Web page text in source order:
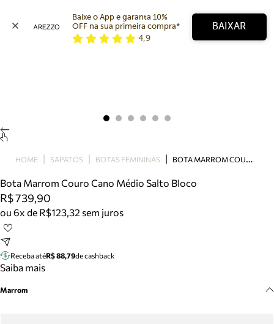
Bolsa
Tamanco
Tênis
Mule
Tire dúvidas sobre pedidos, devoluções e mais.
Baixe o App e garanta 10%
OFF na sua primeira compra*
4,9
BAIXAR
HOME SAPATOS BOTAS FEMININAS B
OTA MARROM COURO CANO MÉDIO SALTO BLOCO
Bota Marrom Couro Cano Médio Salto Bloco
R$ 739,90
ou 6x de R$123,32 sem juros
Receba atéR$ 88,79de cashback
Saiba mais
Marrom